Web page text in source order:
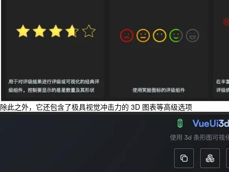
除此之外，它还包含了极具视觉冲击力的 3D 图表等高级选项